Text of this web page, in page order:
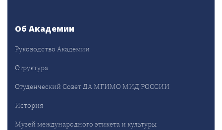
Об Академии
Руководство Академии
Структура
Студенческий Совет ДА МГИМО МИД РОССИИ
История
Музей международного этикета и культуры